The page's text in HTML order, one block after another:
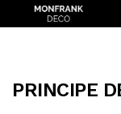
PRINCIPE